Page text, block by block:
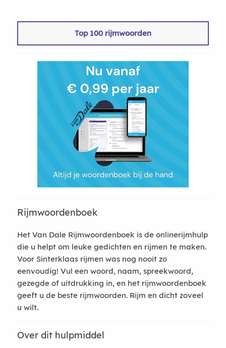
Top 100 rijmwoorden
Rijmwoordenboek
Het Van Dale Rijmwoordenboek is de onlinerijmhulp
die u helpt om leuke gedichten en rijmen te maken.
Voor Sinterklaas rijmen was nog nooit zo
eenvoudig! Vul een woord, naam, spreekwoord,
gezegde of uitdrukking in, en het rijmwoordenboek
geeft u de beste rijmwoorden. Rijm en dicht zoveel
u wilt.
Over dit hulpmiddel